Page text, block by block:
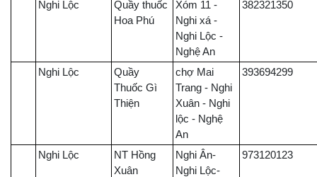
Nghi Lộc
Quầy thuốc
Hoa Phú
Xóm 11 -
Nghi xá -
Nghi Lộc -
Nghệ An
382321350
Nghi Lộc
Quầy
Thuốc Gì
Thiện
chợ Mai
Trang - Nghi
Xuân - Nghi
lộc - Nghệ
An
393694299
Nghi Lộc
NT Hồng
Xuân
Nghi Ân-
Nghi Lộc-
973120123